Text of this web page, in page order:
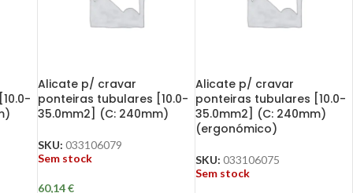
Alicate p/ cravar
ponteiras tubulares [10.0-
35.0mm2] (C: 240mm)
SKU:033106079
Sem stock
60,14€
Alicate p/ cravar
ponteiras tubulares [10.0-
35.0mm2] (C: 240mm)
(ergonómico)
SKU:033106075
Sem stock